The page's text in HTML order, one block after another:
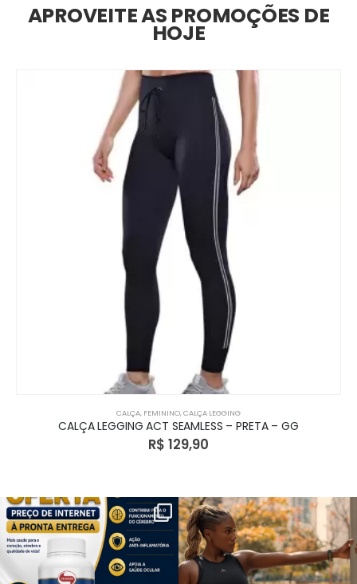
APROVEITE AS PROMOÇÕES DE
HOJE
CALÇA, FEMININO,CALÇA LEGGING
CALÇA LEGGING ACT SEAMLESS – PRETA – GG
R$ 129,90